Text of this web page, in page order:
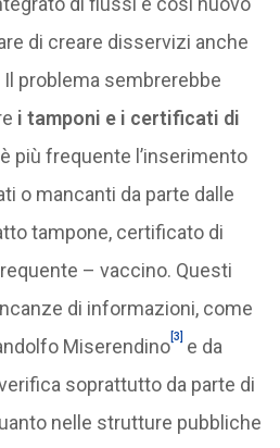
di creare disservizi anche
problema sembrerebbe
i tamponi e i certificati di
più frequente l’inserimento
o mancanti da parte dalle
tampone, certificato di
– vaccino. Questi
di informazioni, come
Miserendino[3] e da
soprattutto da parte di
nelle strutture pubbliche